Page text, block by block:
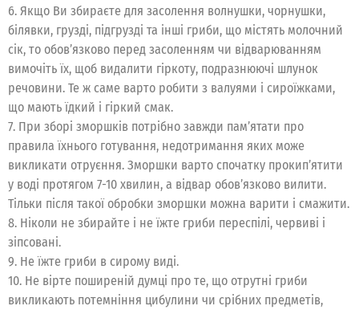
6. Якщо Ви збираєте для засолення волнушки, чорнушки,
білявки, грузді, підгрузді та інші гриби, що містять молочний
сік, то обов’язково перед засоленням чи відварюванням
вимочіть їх, щоб видалити гіркоту, подразнюючі шлунок
речовини. Те ж саме варто робити з валуями і сироїжками,
що мають їдкий і гіркий смак.
7. При зборі зморшків потрібно завжди пам’ятати про
правила їхнього готування, недотримання яких може
викликати отруєння. Зморшки варто спочатку прокип’ятити
у воді протягом 7-10 хвилин, а відвар обов’язково вилити.
Тільки після такої обробки зморшки можна варити і смажити.
8. Ніколи не збирайте і не їжте гриби переспілі, червиві і
зіпсовані.
9. Не їжте гриби в сирому виді.
10. Не вірте поширеній думці про те, що отрутні гриби
викликають потемніння цибулини чи срібних предметів,